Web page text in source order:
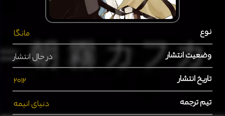
نوع
مانگا
وضعیت انتشار
در حال انتشار
تاریخ انتشار
2012
تیم ترجمه
دنیای انیمه